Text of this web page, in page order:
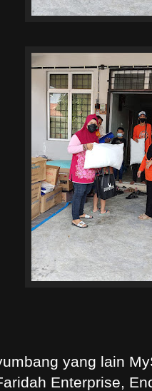
yang lain
Enterprise,